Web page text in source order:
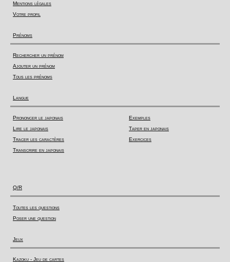
Mentions légales
Votre profil
Prénoms
Rechercher un prénom
Ajouter un prénom
Tous les prénoms
Langue
Prononcer le japonais
Lire le japonais
Tracer les caractères
Transcrire en japonais
Exemples
Taper en japonais
Exercices
Q/R
Toutes les questions
Poser une question
Jeux
Kazoku - Jeu de cartes